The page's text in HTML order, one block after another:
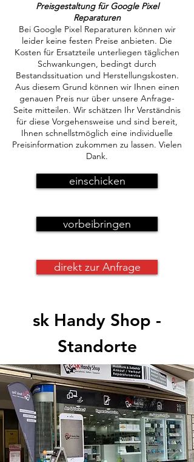
Preisgestaltung für Google Pixel
Reparaturen
Bei Google Pixel Reparaturen können wir
leider keine festen Preise anbieten. Die
Kosten für Ersatzteile unterliegen täglichen
Schwankungen, bedingt durch
Bestandssituation und Herstellungskosten.
Aus diesem Grund können wir Ihnen einen
genauen Preis nur über unsere Anfrage-
Seite mitteilen. Wir schätzen Ihr Verständnis
für diese Vorgehensweise und sind bereit,
Ihnen schnellstmöglich eine individuelle
Preisinformation zukommen zu lassen. Vielen
Dank.
einschicken
vorbeibringen
direkt zur Anfrage
sk Handy Shop -
Standorte